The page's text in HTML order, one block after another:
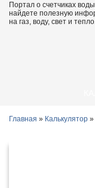
Портал о счетчиках
найдете полезную
на газ, воду, свет и
Главная » Калькулятор »